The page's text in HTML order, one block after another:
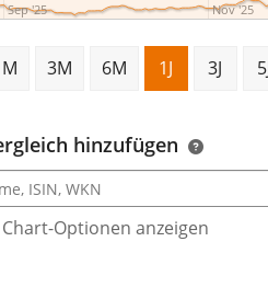
Sep '25 Nov '25
3M 6M 1J 3J
hinzufügen
Optionen anzeigen